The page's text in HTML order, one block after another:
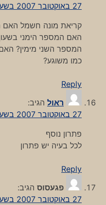
27 באוקטובר 2007 בשעה 23:10
קריאת מונה חשמל האם
המספר השני מימין?
כמו משוגע?
Reply
ראול הגיב:
27 באוקטובר 2007 בשעה 23:10
פתרון נוסף
לכל בעיה יש פתרון
Reply
פגעסוס הגיב:
27 באוקטובר 2007 בשעה 23:10